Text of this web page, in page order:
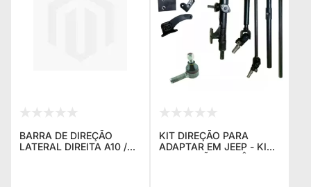
BARRA DE DIREÇÃO
LATERAL DIREITA A10 /
KIT DIREÇÃO PARA
ADAPTAR EM JEEP - KIT
DE DIREÇÃO MECÂNICA